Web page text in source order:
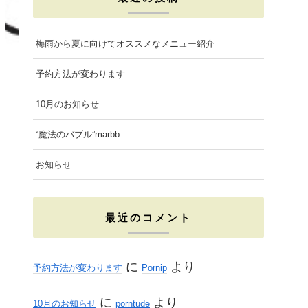
b
o
o
k
a
g
r
a
m
t
e
r
梅雨から夏に向けてオススメなメニュー紹介
予約方法が変わります
10月のお知らせ
“魔法のバブル”marbb
お知らせ
最近のコメント
予約方法が変わります に Pornip より
10月のお知らせ に porntude より